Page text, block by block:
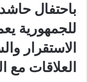
باحتفال
للجمهورية
الاستقرار
العلاقات مع